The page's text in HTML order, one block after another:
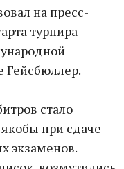
на пресс-
турнира
Гейсбюллер.
стало
при сдаче
экзаменов.